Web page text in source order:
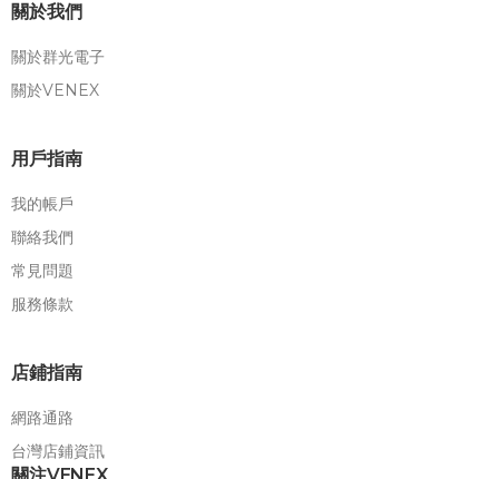
關於我們
關於群光電子
關於VENEX
用戶指南
我的帳戶
聯絡我們
常見問題
服務條款
店鋪指南
網路通路
台灣店鋪資訊